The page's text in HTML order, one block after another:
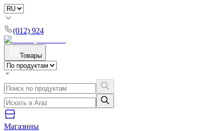
(012) 924
Товары
Магазины